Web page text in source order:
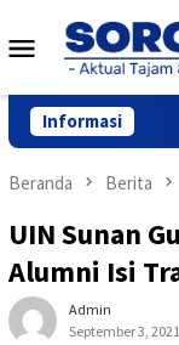
ke
konten
Menu
Mobile
Informasi
Beranda Berita
UIN Sunan
Alumni Isi
Admin
September 3, 2021